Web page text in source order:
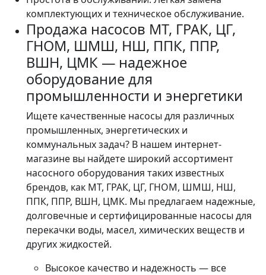
комплектующих и техническое обслуживание.
Продажа насосов МТ, ГРАК, ЦГ,
ГНОМ, ШМШ, НШ, ППК, ППР,
ВШН, ЦМК — надежное
оборудование для
промышленности и энергетики
Ищете качественные насосы для различных
промышленных, энергетических и
коммунальных задач? В нашем интернет-
магазине вы найдете широкий ассортимент
насосного оборудования таких известных
брендов, как МТ, ГРАК, ЦГ, ГНОМ, ШМШ, НШ,
ППК, ППР, ВШН, ЦМК. Мы предлагаем надежные,
долговечные и сертифицированные насосы для
перекачки воды, масел, химических веществ и
других жидкостей.
Высокое качество и надежность — все